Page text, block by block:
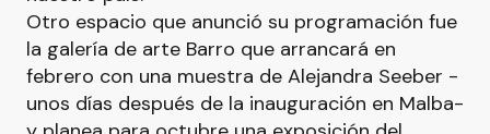
Otro espacio que anunció su programación fue
la galería de arte Barro que arrancará en
febrero con una muestra de Alejandra Seeber -
unos días después de la inauguración en Malba-